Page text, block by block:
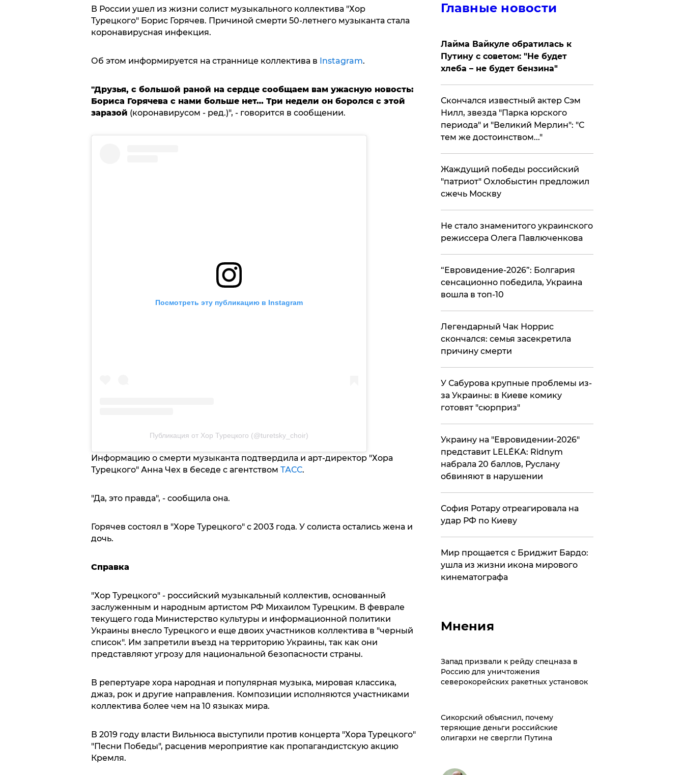
В России ушел из жизни солист музыкального коллектива "Хор
Турецкого" Борис Горячев. Причиной смерти 50-летнего музыканта стала
коронавирусная инфекция.
Об этом информируется на страннице коллектива в Instagram.
"Друзья, с большой раной на сердце сообщаем вам ужасную новость:
Бориса Горячева с нами больше нет… Три недели он боролся с этой
заразой (коронавирусом - ред.)", - говорится в сообщении.
Посмотреть эту публикацию в Instagram
Публикация от Хор Турецкого (@turetsky_choir)
Информацию о смерти музыканта подтвердила и арт-директор "Хора
Турецкого" Анна Чех в беседе с агентством ТАСС.
"Да, это правда", - сообщила она.
Горячев состоял в "Хоре Турецкого" с 2003 года. У солиста остались жена и
дочь.
Справка
"Хор Турецкого" - российский музыкальный коллектив, основанный
заслуженным и народным артистом РФ Михаилом Турецким. В феврале
текущего года Министерство культуры и информационной политики
Украины внесло Турецкого и еще двоих участников коллектива в "черный
список". Им запретили въезд на территорию Украины, так как они
представляют угрозу для национальной безопасности страны.
В репертуаре хора народная и популярная музыка, мировая классика,
джаз, рок и другие направления. Композиции исполняются участниками
коллектива более чем на 10 языках мира.
В 2019 году власти Вильнюса выступили против концерта "Хора Турецкого"
"Песни Победы", расценив мероприятие как пропагандистскую акцию
Кремля.
Главные новости
Лайма Вайкуле обратилась к
Путину с советом: "Не будет
хлеба – не будет бензина"
Скончался известный актер Сэм
Нилл, звезда "Парка юрского
периода" и "Великий Мерлин": "С
тем же достоинством..."
Жаждущий победы российский
"патриот" Охлобыстин предложил
сжечь Москву
Не стало знаменитого украинского
режиссера Олега Павлюченкова
​“Евровидение-2026”: Болгария
сенсационно победила, Украина
вошла в топ-10
​Легендарный Чак Норрис
скончался: семья засекретила
причину смерти
У Сабурова крупные проблемы из-
за Украины: в Киеве комику
готовят "сюрприз"
Украину на "Евровидении-2026"
представит LELÉKA: Ridnym
набрала 20 баллов, Руслану
обвиняют в нарушении
София Ротару отреагировала на
удар РФ по Киеву
Мир прощается с Бриджит Бардо:
ушла из жизни икона мирового
кинематографа
Мнения
Запад призвали к рейду спецназа в
Россию для уничтожения
северокорейских ракетных установок
Сикорский объяснил, почему
теряющие деньги российские
олигархи не свергли Путина